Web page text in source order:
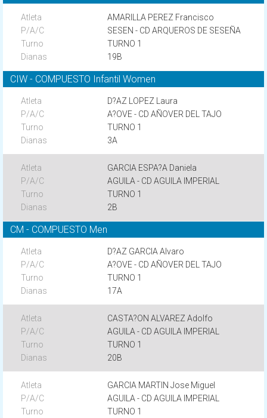
AMARILLA PEREZ Francisco
SESEN - CD ARQUEROS DE SESEÑA
TURNO 1
19B
CIW - COMPUESTO Infantil Women
D?AZ LOPEZ Laura
A?OVE - CD AÑOVER DEL TAJO
TURNO 1
3A
GARCIA ESPA?A Daniela
AGUILA - CD AGUILA IMPERIAL
TURNO 1
2B
CM - COMPUESTO Men
D?AZ GARCIA Alvaro
A?OVE - CD AÑOVER DEL TAJO
TURNO 1
17A
CASTA?ON ALVAREZ Adolfo
AGUILA - CD AGUILA IMPERIAL
TURNO 1
20B
GARCIA MARTIN Jose Miguel
AGUILA - CD AGUILA IMPERIAL
TURNO 1